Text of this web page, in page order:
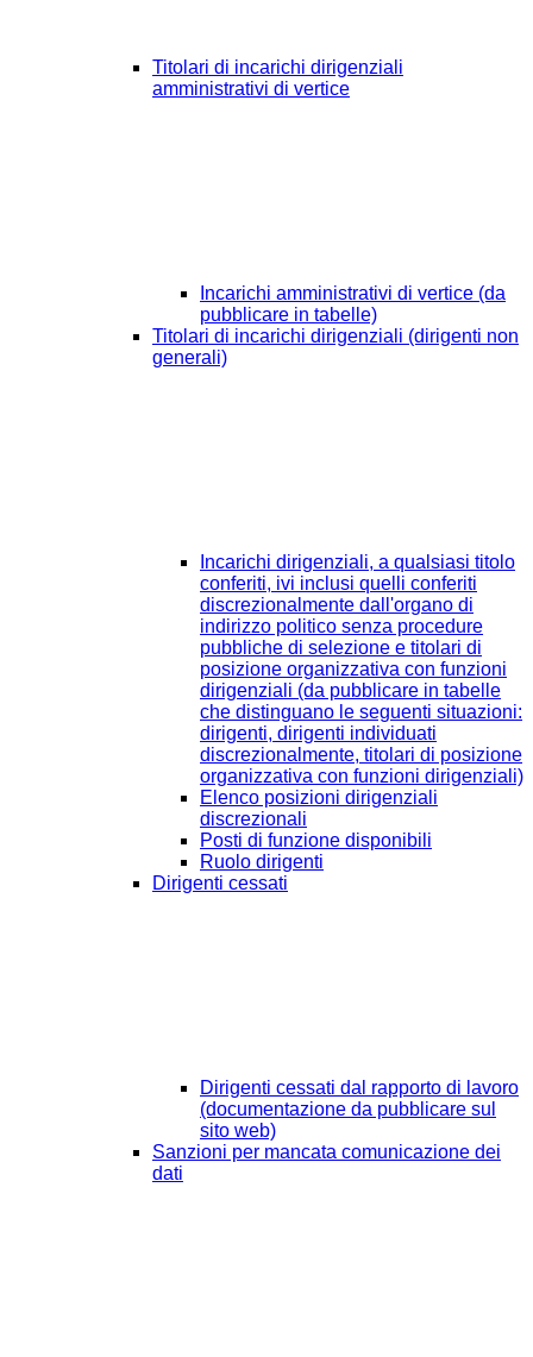
Titolari di incarichi dirigenziali
amministrativi di vertice
Incarichi amministrativi di vertice (da
pubblicare in tabelle)
Titolari di incarichi dirigenziali (dirigenti non
generali)
Incarichi dirigenziali, a qualsiasi titolo
conferiti, ivi inclusi quelli conferiti
discrezionalmente dall'organo di
indirizzo politico senza procedure
pubbliche di selezione e titolari di
posizione organizzativa con funzioni
dirigenziali (da pubblicare in tabelle
che distinguano le seguenti situazioni:
dirigenti, dirigenti individuati
discrezionalmente, titolari di posizione
organizzativa con funzioni dirigenziali)
Elenco posizioni dirigenziali
discrezionali
Posti di funzione disponibili
Ruolo dirigenti
Dirigenti cessati
Dirigenti cessati dal rapporto di lavoro
(documentazione da pubblicare sul
sito web)
Sanzioni per mancata comunicazione dei
dati